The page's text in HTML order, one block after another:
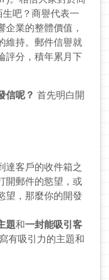
吧？商譽代表一
業的整體價值，
維持。郵件信譽就
評分，積年累月下
信呢？ 首先明白開
達客戶的收件箱之
開郵件的慾望，或
望，那麼你的開發
題和一封能吸引客
有吸引力的主題和